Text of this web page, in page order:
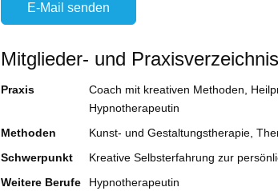
E-Mail senden
Mitglieder- und Praxisverzeichnis
Praxis
Coach mit kreativen Methoden,
Hypnotherapeutin
Methoden
Kunst- und Gestaltungstherapie,
Schwerpunkt
Kreative Selbsterfahrung zur
Weitere Berufe
Hypnotherapeutin